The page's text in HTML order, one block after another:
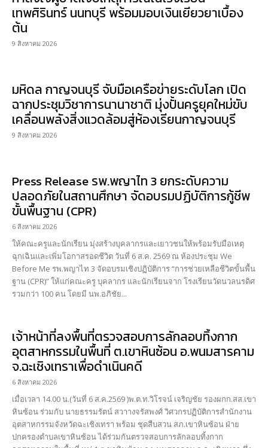
เทพศิรินทร์ นนทบุรี พร้อมมอบเงินเยียวยาเบื้อง
ต้น
9 สิงหาคม 2026
มหิดล กาญจนบุรี จับมือเครือข่ายระดับโลก เปิด
ฉากประชุมวิชาการนานาชาติ มุ่งปั้นครูยุคใหม่ขับ
เคลื่อนพลังสิ่งแวดล้อมสู่ห้องเรียนกาญจนบุรี
9 สิงหาคม 2026
Press Release รพ.พญาไท 3 ยกระดับความ
ปลอดภัยในสถานศึกษา จัดอบรมปฏิบัติการกู้ชีพ
ขั้นพื้นฐาน (CPR)
6 สิงหาคม 2026
ให้คณะครูและนักเรียน มุ่งสร้างบุคลากรและเยาวชนให้พร้อมรับมือเหตุ
ฉุกเฉินและเพิ่มโอกาสรอดชีวิต วันที่ 6 ส.ค. 2569 ณ ห้องประชุม We
Before Me รพ.พญาไท 3 จัดอบรมเชิงปฏิบัติการ “การช่วยเหลือชีวิตขั้นพื้น
ฐาน (CPR)” ให้แก่คณะครู บุคลากร และนักเรียนจาก โรงเรียนวัดนวลนรดิศ
รวมกว่า 100 คน โดยมี นพ.อภิชัย...
เจ้าหน้าที่ลงพื้นที่ตรวจสอบการลักลอบทิ้งกาก
อุตสาหกรรมในพื้นที่ ต.เขาหินซ้อน อ.พนมสารคาม
จ.ฉะเชิงเทราเพื่อดำเนินคดี
6 สิงหาคม 2026
เมื่อเวลา 14.00 น.(วันที่ 6 ส.ค.2569 )พ.ต.ท.วิโรจน์ เจริญชัย รองผกก.สส.เขา
หินซ้อน ร่วมกับ นายธรรมรัตน์ สวาางจรัสพงศ์ วิศวกรปฏิบัติการสำนักงาน
อุตสาหกรรมจังหวัดฉะเชิงเทรา พร้อม ชุดสืบสวน สภ.เขาหินซ้อน ฝ่าย
ปกครองตำบลเขาหินซ้อน ได้ร่วมกันตรวจสอบการลักลอบทิ้งกาก